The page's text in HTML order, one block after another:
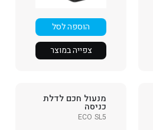
הוספה לסל
צפייה במוצר
מנעול חכם לדלת
כניסה
ECO SL5